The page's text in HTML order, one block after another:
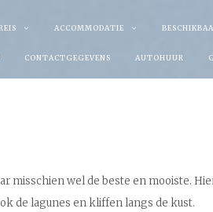
ACCOMMODATIE
CONTACTGEGEVENS AUTOHUUR
misschien wel de beste en mooiste.
de lagunes en kliffen langs de kust.